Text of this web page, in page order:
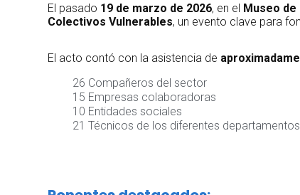
El pasado 19 de marzo de 2026, en el Museo de
Colectivos Vulnerables, un evento clave para
El acto contó con la asistencia de
26 Compañeros del sector
15 Empresas colaboradoras
10 Entidades sociales
21 Técnicos de los diferentes